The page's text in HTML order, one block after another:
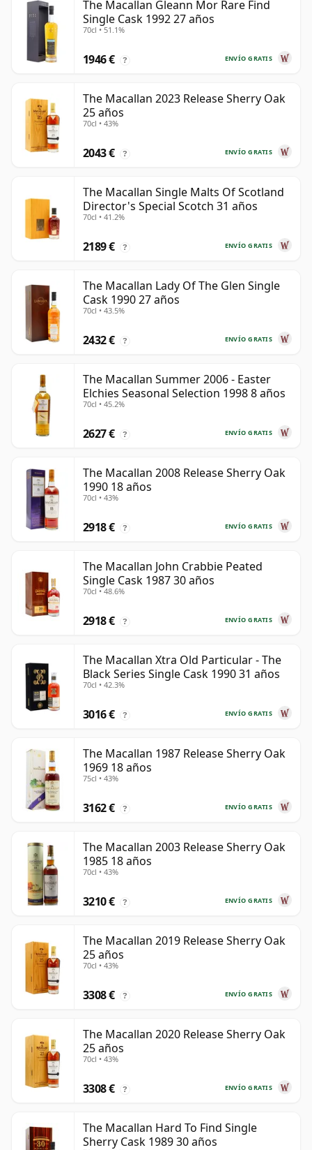
The Macallan Gleann Mor Rare Find
Single Cask 1992 27 años
70cl • 51.1%
ENVÍO GRATIS
1946 € ?
The Macallan 2023 Release Sherry Oak
25 años
70cl • 43%
ENVÍO GRATIS
2043 € ?
The Macallan Single Malts Of Scotland
Director's Special Scotch 31 años
70cl • 41.2%
ENVÍO GRATIS
2189 € ?
The Macallan Lady Of The Glen Single
Cask 1990 27 años
70cl • 43.5%
ENVÍO GRATIS
2432 € ?
The Macallan Summer 2006 - Easter
Elchies Seasonal Selection 1998 8 años
70cl • 45.2%
ENVÍO GRATIS
2627 € ?
The Macallan 2008 Release Sherry Oak
1990 18 años
70cl • 43%
ENVÍO GRATIS
2918 € ?
The Macallan John Crabbie Peated
Single Cask 1987 30 años
70cl • 48.6%
ENVÍO GRATIS
2918 € ?
The Macallan Xtra Old Particular - The
Black Series Single Cask 1990 31 años
70cl • 42.3%
ENVÍO GRATIS
3016 € ?
The Macallan 1987 Release Sherry Oak
1969 18 años
75cl • 43%
ENVÍO GRATIS
3162 € ?
The Macallan 2003 Release Sherry Oak
1985 18 años
70cl • 43%
ENVÍO GRATIS
3210 € ?
The Macallan 2019 Release Sherry Oak
25 años
70cl • 43%
ENVÍO GRATIS
3308 € ?
The Macallan 2020 Release Sherry Oak
25 años
70cl • 43%
ENVÍO GRATIS
3308 € ?
The Macallan Hard To Find Single
Sherry Cask 1989 30 años